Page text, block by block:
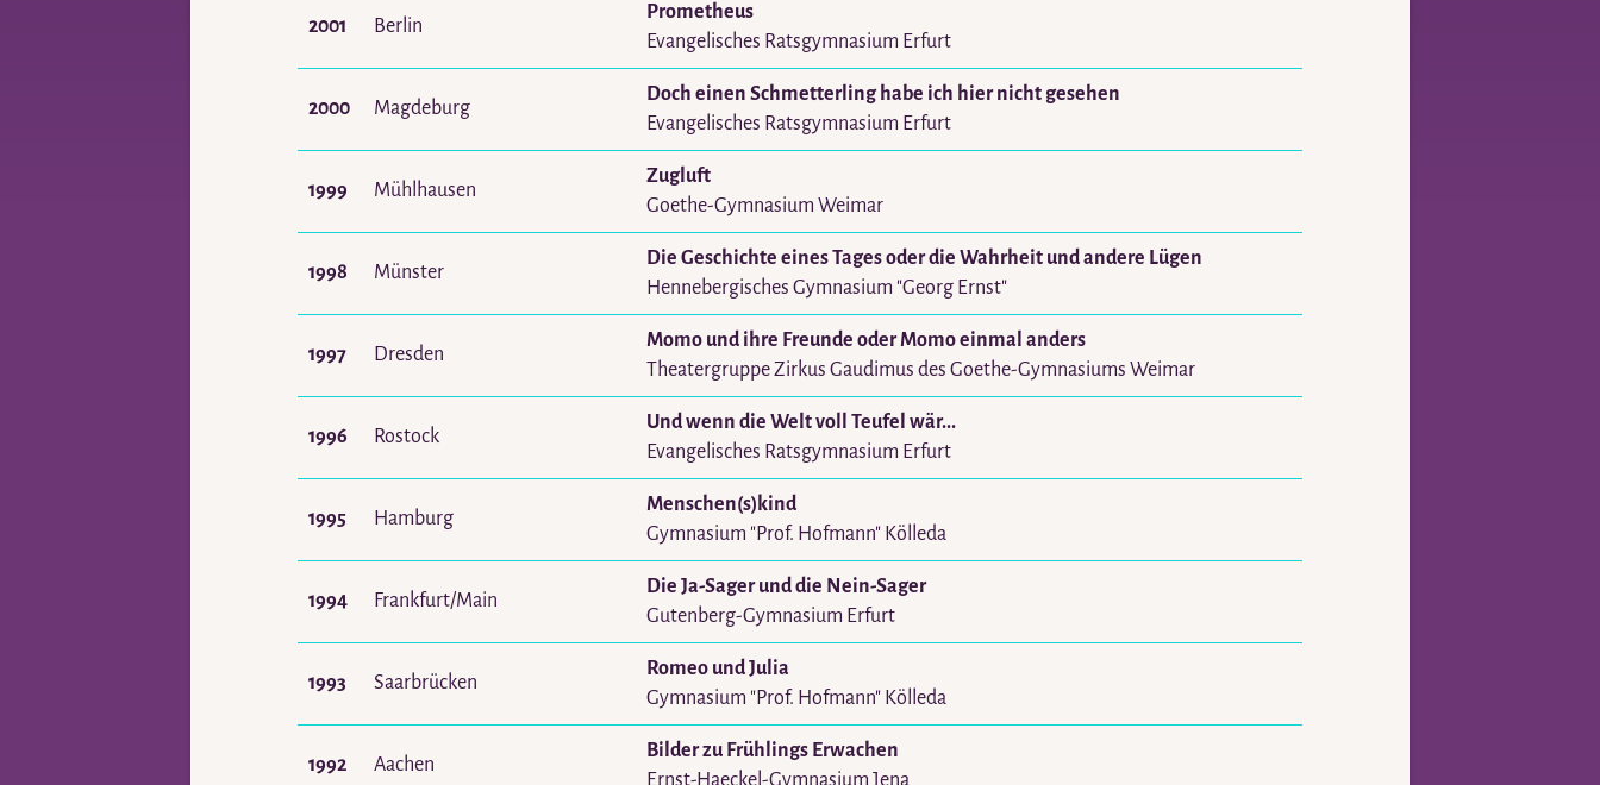
2001 Berlin
Prometheus
Evangelisches Ratsgymnasium Erfurt
2000 Magdeburg
Doch einen Schmetterling habe ich hier nicht gesehen
Evangelisches Ratsgymnasium Erfurt
1999 Mühlhausen
Zugluft
Goethe-Gymnasium Weimar
1998 Münster
Die Geschichte eines Tages oder die Wahrheit und andere Lügen
Hennebergisches Gymnasium "Georg Ernst"
1997 Dresden
Momo und ihre Freunde oder Momo einmal anders
Theatergruppe Zirkus Gaudimus des Goethe-Gymnasiums Weimar
1996 Rostock
Und wenn die Welt voll Teufel wär...
Evangelisches Ratsgymnasium Erfurt
1995 Hamburg
Menschen(s)kind
Gymnasium "Prof. Hofmann" Kölleda
1994 Frankfurt/Main
Die Ja-Sager und die Nein-Sager
Gutenberg-Gymnasium Erfurt
1993 Saarbrücken
Romeo und Julia
Gymnasium "Prof. Hofmann" Kölleda
1992 Aachen
Bilder zu Frühlings Erwachen
Ernst-Haeckel-Gymnasium Jena